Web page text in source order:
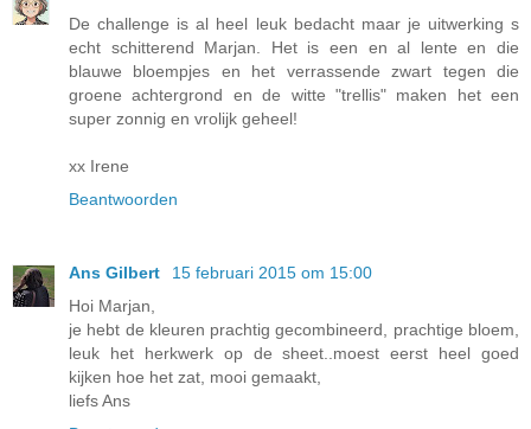
De challenge is al heel leuk bedacht maar je uitwerking s
echt schitterend Marjan. Het is een en al lente en die
blauwe bloempjes en het verrassende zwart tegen die
groene achtergrond en de witte "trellis" maken het een
super zonnig en vrolijk geheel!
xx Irene
Beantwoorden
Ans Gilbert
15 februari 2015 om 15:00
Hoi Marjan,
je hebt de kleuren prachtig gecombineerd, prachtige bloem,
leuk het herkwerk op de sheet..moest eerst heel goed
kijken hoe het zat, mooi gemaakt,
liefs Ans